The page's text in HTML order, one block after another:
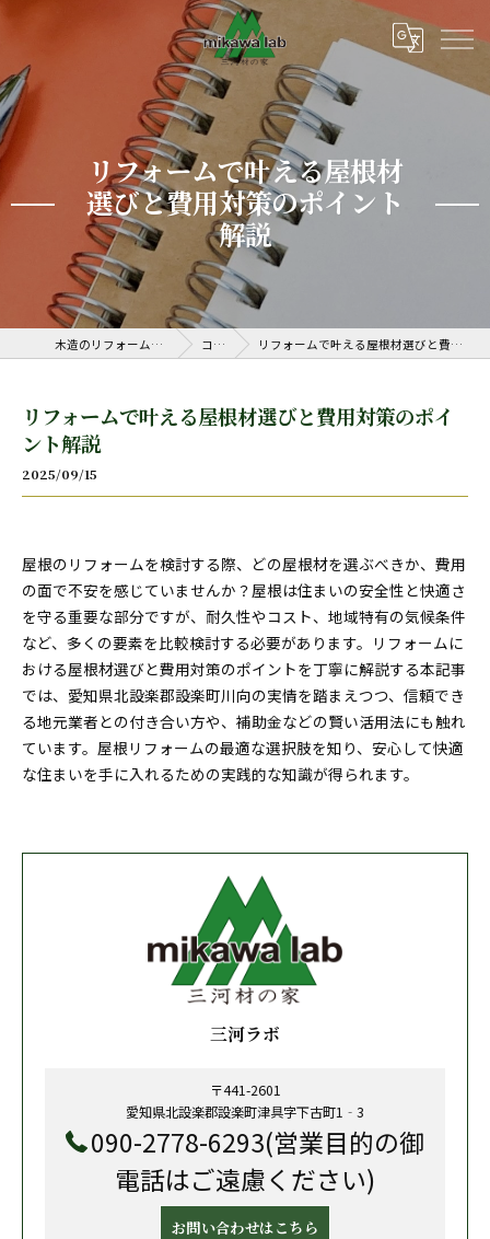
リフォームで叶える屋根材
選びと費用対策のポイント
解説
木造のリフォームなら三河ラボ コラム リフォームで叶える屋根材選びと費用対策のポイント解説
リフォームで叶える屋根材選びと費用対策のポイ
ント解説
2025/09/15
屋根のリフォームを検討する際、どの屋根材を選ぶべきか、費用
の面で不安を感じていませんか？屋根は住まいの安全性と快適さ
を守る重要な部分ですが、耐久性やコスト、地域特有の気候条件
など、多くの要素を比較検討する必要があります。リフォームに
おける屋根材選びと費用対策のポイントを丁寧に解説する本記事
では、愛知県北設楽郡設楽町川向の実情を踏まえつつ、信頼でき
る地元業者との付き合い方や、補助金などの賢い活用法にも触れ
ています。屋根リフォームの最適な選択肢を知り、安心して快適
な住まいを手に入れるための実践的な知識が得られます。
三河ラボ
〒441-2601
愛知県北設楽郡設楽町津具字下古町1‐3
090-2778-6293(営業目的の御
電話はご遠慮ください)
お問い合わせはこちら